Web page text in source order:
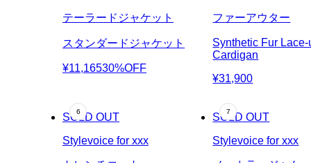
テーラードジャケット
スタンダードジャケット
¥11,16530%OFF
ファーアウター
Synthetic Fur Lace-
Cardigan
¥31,900
SOLD OUT
Stylevoice for xxx
SOLD OUT
Stylevoice for xxx